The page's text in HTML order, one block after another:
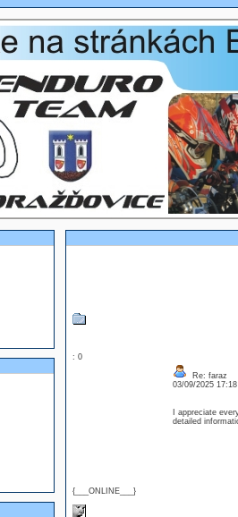
: 0
{___ONLINE___}
Re: faraz
03/09/2025
I appreciate
detailed